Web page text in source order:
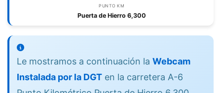
PUNTO KM
Puerta de Hierro 6,300
Le mostramos a continuación la Webcam
Instalada por la DGT en la carretera A-6